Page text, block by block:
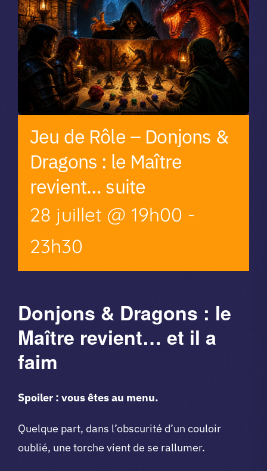
Jeu de Rôle – Donjons &
Dragons : le Maître
revient… suite
28 juillet @ 19h00 -
23h30
Donjons & Dragons : le
Maître revient… et il a
faim
Spoiler : vous êtes au menu.
Quelque part, dans l’obscurité d’un couloir
oublié, une torche vient de se rallumer.